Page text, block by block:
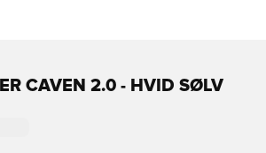
CAVEN 2.0 - HVID SØLV